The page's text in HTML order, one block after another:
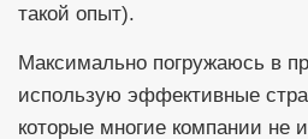
такой опыт).
Максимально погружаюсь в
использую эффективные
которые многие компании не